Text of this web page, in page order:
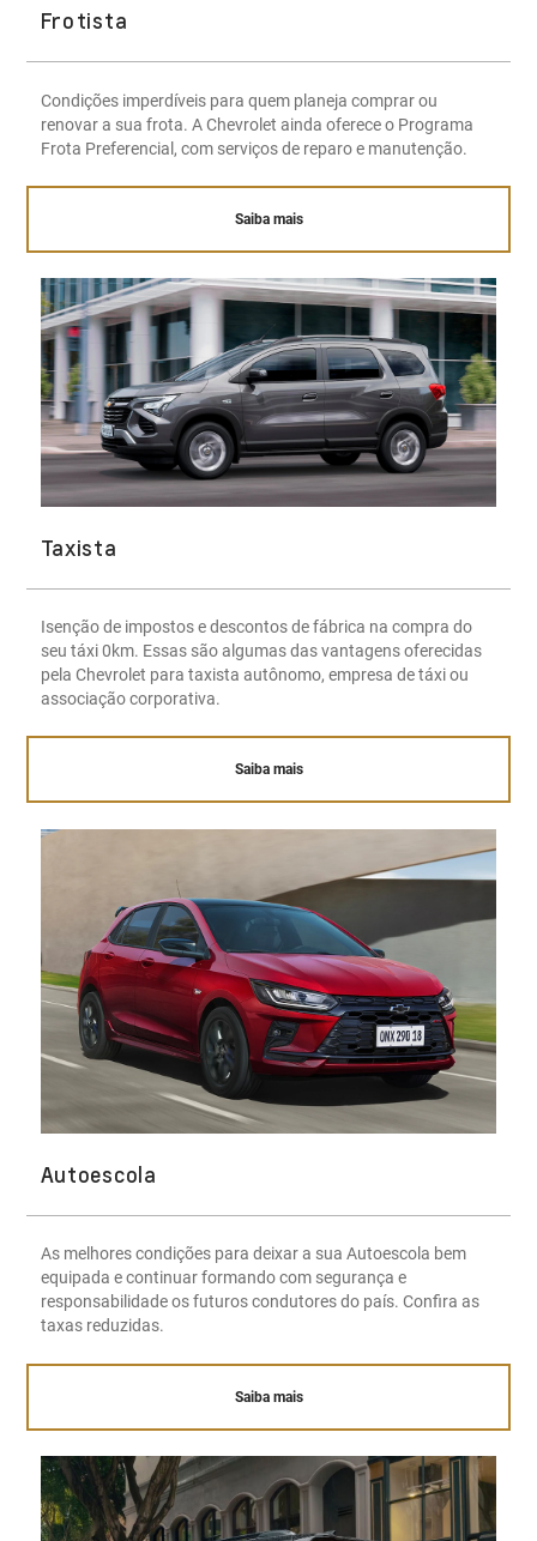
Frotista
Condições imperdíveis para quem planeja comprar ou
renovar a sua frota. A Chevrolet ainda oferece o Programa
Frota Preferencial, com serviços de reparo e manutenção.
Saiba mais
Taxista
Isenção de impostos e descontos de fábrica na compra do
seu táxi 0km. Essas são algumas das vantagens oferecidas
pela Chevrolet para taxista autônomo, empresa de táxi ou
associação corporativa.
Saiba mais
Autoescola
As melhores condições para deixar a sua Autoescola bem
equipada e continuar formando com segurança e
responsabilidade os futuros condutores do país. Confira as
taxas reduzidas.
Saiba mais